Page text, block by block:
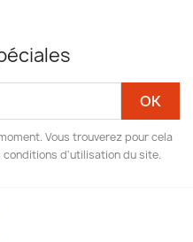
Vous trouverez pour cela
d'utilisation du site.